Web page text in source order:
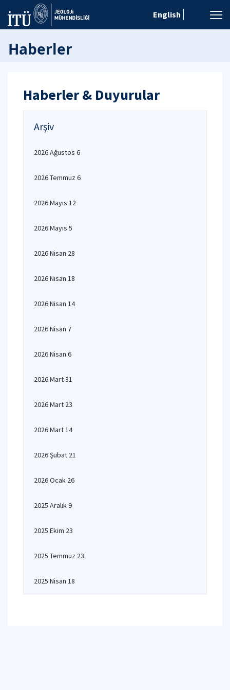
English
Haberler
Haberler & Duyurular
Arşiv
2026 Ağustos 6
2026 Temmuz 6
2026 Mayıs 12
2026 Mayıs 5
2026 Nisan 28
2026 Nisan 18
2026 Nisan 14
2026 Nisan 7
2026 Nisan 6
2026 Mart 31
2026 Mart 23
2026 Mart 14
2026 Şubat 21
2026 Ocak 26
2025 Aralık 9
2025 Ekim 23
2025 Temmuz 23
2025 Nisan 18